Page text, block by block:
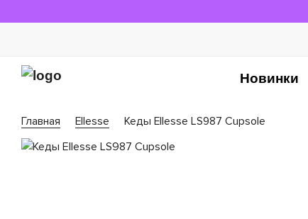
Новинки
Главная Ellesse Кеды Ellesse LS987 Cupsole